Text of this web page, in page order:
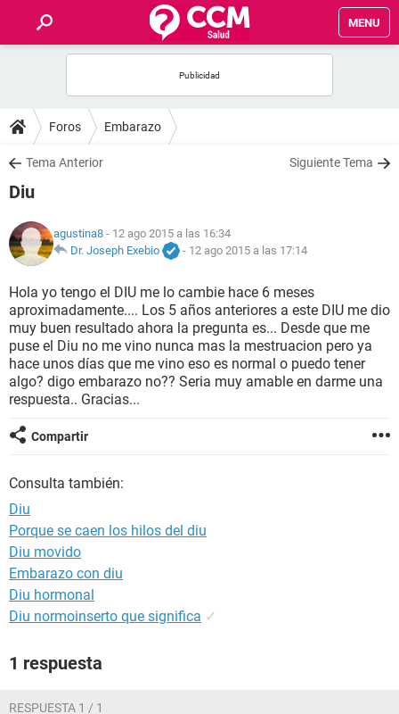
MENU
FOROS
SALUD
NUTRICIÓN
BIENESTAR
SEXUALIDAD
GLOSARIO
Foros Embarazo
Tema Anterior Siguiente Tema
Diu
agustina8 - 12 ago 2015 a las 16:34
Dr. Joseph Exebio
- 12 ago 2015 a las 17:14
Hola yo tengo el DIU me lo cambie hace 6 meses
aproximadamente.... Los 5 años anteriores a este DIU me dio
muy buen resultado ahora la pregunta es... Desde que me
puse el Diu no me vino nunca mas la mestruacion pero ya
hace unos días que me vino eso es normal o puedo tener
algo? digo embarazo no?? Seria muy amable en darme una
respuesta.. Gracias...
Compartir
Consulta también:
Diu
Porque se caen los hilos del diu
Diu movido
Embarazo con diu
Diu hormonal
Diu normoinserto que significa ✓
1 respuesta
RESPUESTA 1 / 1